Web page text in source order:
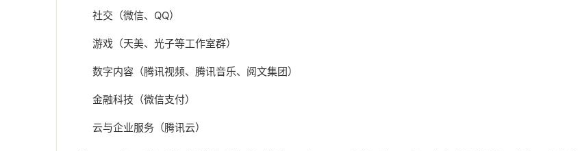
社交（微信、QQ）
游戏（天美、光子等工作室群）
数字内容（腾讯视频、腾讯音乐、阅文集团）
金融科技（微信支付）
云与企业服务（腾讯云）